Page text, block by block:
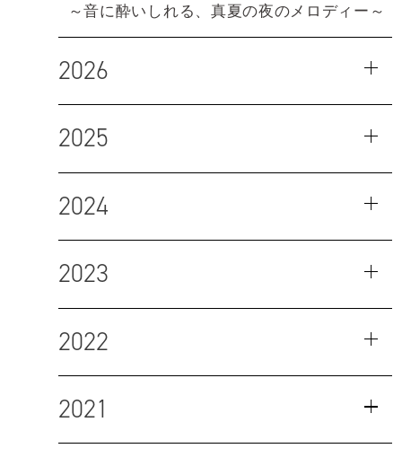
～音に酔いしれる、真夏の夜のメロディー～
2026
2025
2024
2023
2022
2021